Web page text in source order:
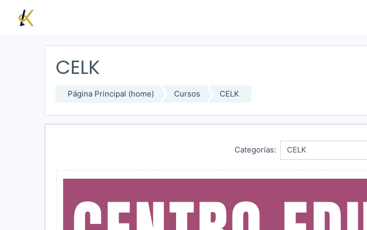
CELK
Página Principal (home) Cursos CELK
Categorías: